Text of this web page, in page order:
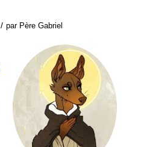
/ par Père Gabriel